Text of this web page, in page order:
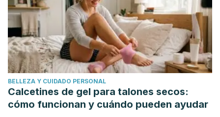
BELLEZA Y CUIDADO PERSONAL
Calcetines de gel para talones secos:
cómo funcionan y cuándo pueden ayudar